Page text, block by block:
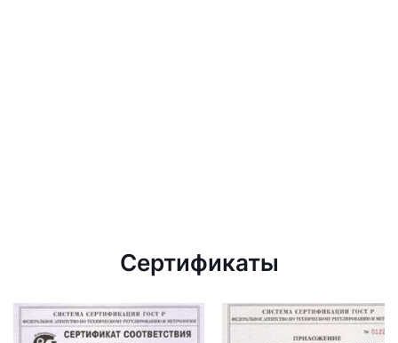
Сертификаты